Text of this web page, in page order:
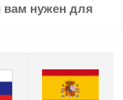
вам нужен для